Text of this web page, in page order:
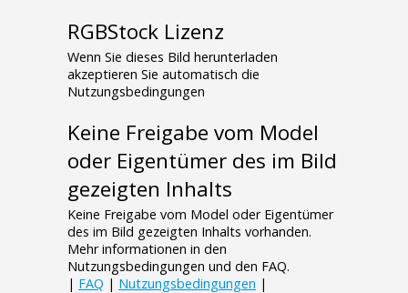
RGBStock Lizenz
Wenn Sie dieses Bild herunterladen
akzeptieren Sie automatisch die
Nutzungsbedingungen
Keine Freigabe vom Model
oder Eigentümer des im Bild
gezeigten Inhalts
Keine Freigabe vom Model oder Eigentümer
des im Bild gezeigten Inhalts vorhanden.
Mehr informationen in den
Nutzungsbedingungen und den FAQ.
| FAQ | Nutzungsbedingungen |